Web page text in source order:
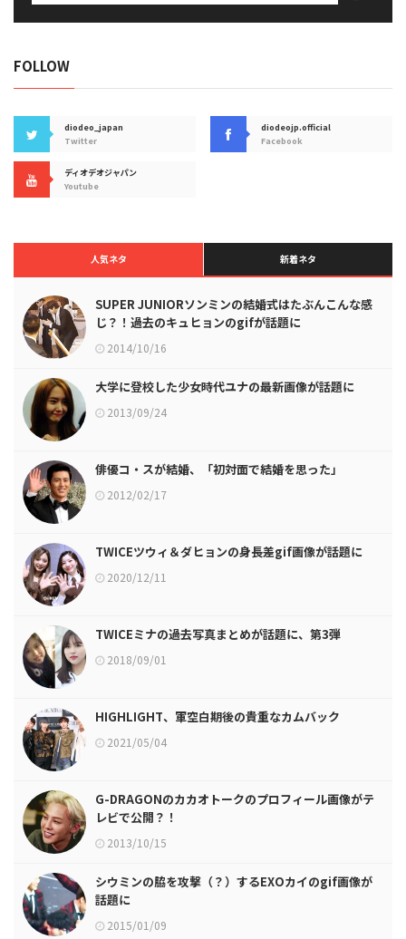
FOLLOW
diodeo_japan
Twitter
diodeojp.official
Facebook
ディオデオジャパン
Youtube
人気ネタ 新着ネタ
SUPER JUNIORソンミンの結婚式はたぶんこんな感
じ？！過去のキュヒョンのgifが話題に
2014/10/16
大学に登校した少女時代ユナの最新画像が話題に
2013/09/24
俳優コ・スが結婚、「初対面で結婚を思った」
2012/02/17
TWICEツウィ＆ダヒョンの身長差gif画像が話題に
2020/12/11
TWICEミナの過去写真まとめが話題に、第3弾
2018/09/01
HIGHLIGHT、軍空白期後の貴重なカムバック
2021/05/04
G-DRAGONのカカオトークのプロフィール画像がテ
レビで公開？！
2013/10/15
シウミンの脇を攻撃（？）するEXOカイのgif画像が
話題に
2015/01/09